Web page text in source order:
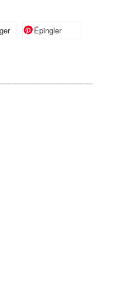
sur XÉpinglerÉpingler sur Pinterest